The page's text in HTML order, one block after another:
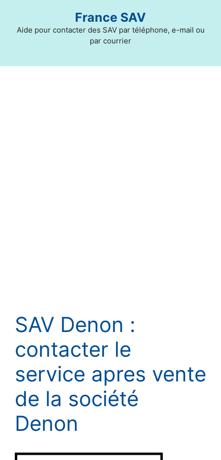
contenu
France SAV
Aide pour contacter des SAV par téléphone, e-mail ou
par courrier
SAV Denon :
contacter le
service apres vente
de la société
Denon